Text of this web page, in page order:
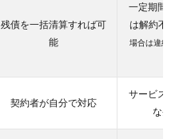
残債を一括清算すれば可
能
一定期間が経
は解約不可
場合は違約金や
契約者が自分で対応
サービス提供
な条件